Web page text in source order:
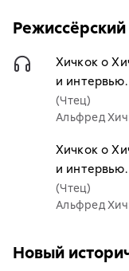
Хичкок о
и
(Чтец)
Альфред
Хичкок о
и
(Чтец)
Альфред
Новый